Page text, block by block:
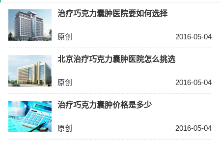
治疗巧克力囊肿医院要如何选择
原创 2016-05-04
北京治疗巧克力囊肿医院怎么挑选
原创 2016-05-04
治疗巧克力囊肿价格是多少
原创 2016-05-04